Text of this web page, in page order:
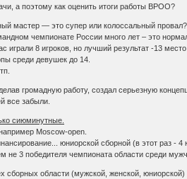
а поэтому как оценить итоги работы ВРОО?
мастер — это супер или колоссальный провал?
чемпионате России много лет – это
играли 8 игроков, но лучший результат -13
среди девушек до 14.
громадную работу, создал серьезную
все забыли.
сиюминутные.
Moscow-open.
юниорской сборной (в этот раз -
не 3 победителя чемпионата области среди
области (мужской, женской,